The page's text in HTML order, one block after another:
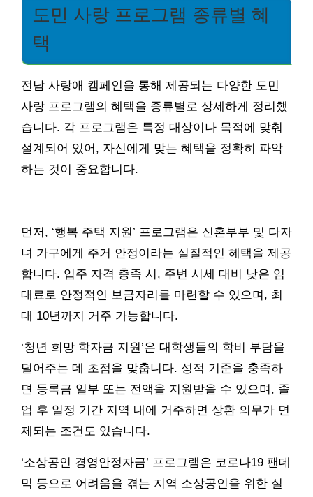
도민 사랑 프로그램 종류별 혜
택
전남 사랑애 캠페인을 통해 제공되는 다양한 도민
사랑 프로그램의 혜택을 종류별로 상세하게 정리했
습니다. 각 프로그램은 특정 대상이나 목적에 맞춰
설계되어 있어, 자신에게 맞는 혜택을 정확히 파악
하는 것이 중요합니다.
먼저, ‘행복 주택 지원’ 프로그램은 신혼부부 및 다자
녀 가구에게 주거 안정이라는 실질적인 혜택을 제공
합니다. 입주 자격 충족 시, 주변 시세 대비 낮은 임
대료로 안정적인 보금자리를 마련할 수 있으며, 최
대 10년까지 거주 가능합니다.
‘청년 희망 학자금 지원’은 대학생들의 학비 부담을
덜어주는 데 초점을 맞춥니다. 성적 기준을 충족하
면 등록금 일부 또는 전액을 지원받을 수 있으며, 졸
업 후 일정 기간 지역 내에 거주하면 상환 의무가 면
제되는 조건도 있습니다.
‘소상공인 경영안정자금’ 프로그램은 코로나19 팬데
믹 등으로 어려움을 겪는 지역 소상공인을 위한 실